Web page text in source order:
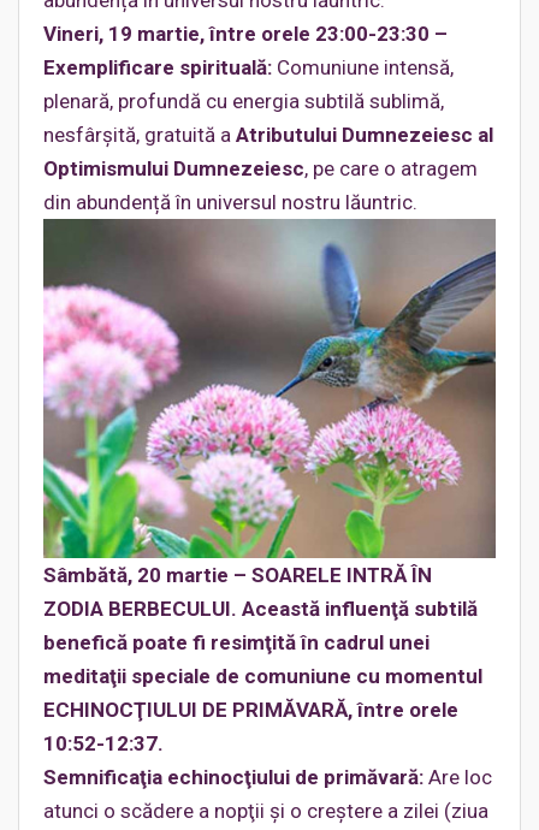
Vineri, 19 martie, între orele 23:00-23:30 –
Exemplificare spirituală: Comuniune intensă,
plenară, profundă cu energia subtilă sublimă,
nesfârşită, gratuită a Atributului Dumnezeiesc al
Optimismului Dumnezeiesc, pe care o atragem
din abundență în universul nostru lăuntric.
Sâmbătă, 20 martie – SOARELE INTRĂ ÎN
ZODIA BERBECULUI. Această influenţă subtilă
benefică poate fi resimţită în cadrul unei
meditaţii speciale de comuniune cu momentul
ECHINOCŢIULUI DE PRIMĂVARĂ, între orele
10:52-12:37.
Semnificaţia echinocţiului de primăvară: Are loc
atunci o scădere a nopţii şi o creştere a zilei (ziua